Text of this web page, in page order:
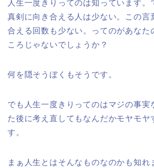
人生一度きりってのは知っています。
真剣に向き合える人は少ない。この言
合える回数も少ない。ってのがあなた
ころじゃないでしょうか？
何を隠そうぼくもそうです。
でも人生一度きりってのはマジの事実
た後に考え直してもなんだかモヤモヤ
す。
まぁ人生とはそんなものなのかも知れ